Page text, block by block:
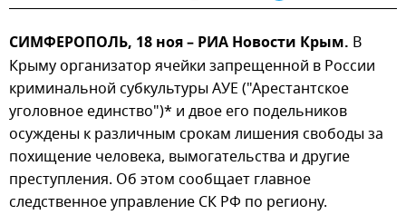
СИМФЕРОПОЛЬ, 18 ноя – РИА Новости Крым. В
Крыму организатор ячейки запрещенной в России
криминальной субкультуры АУЕ ("Арестантское
уголовное единство")* и двое его подельников
осуждены к различным срокам лишения свободы за
похищение человека, вымогательства и другие
преступления. Об этом сообщает главное
следственное управление СК РФ по региону.